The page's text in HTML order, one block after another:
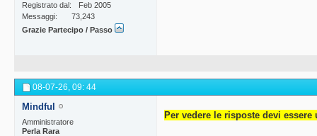
Registrato dal
Feb 2005
Messaggi
73,243
Grazie Partecipo / Passo
08-07-26, 09: 44
Mindful
Amministratore
Perla Rara
Per vedere le risposte devi